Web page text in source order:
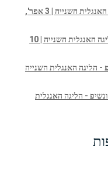
וולברהמפטון נגד נורוויץ' | צ'מפיונשיפ - הליגה האנגלית השנייה | 3 אפר',
וולברהמפטון נגד בירמינגהם | צ'מפיונשיפ - הליגה האנגלית השנייה | 10
- הליגה האנגלית השנייה
- הליגה האנגלית